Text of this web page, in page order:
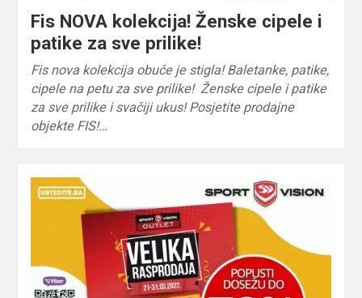
Fis NOVA kolekcija! Ženske cipele i
patike za sve prilike!
Fis nova kolekcija obuće je stigla! Baletanke, patike,
cipele na petu za sve prilike! Ženske cipele i patike
za sve prilike i svačiji ukus! Posjetite prodajne
objekte FIS!…